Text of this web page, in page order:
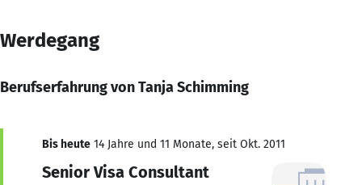
Werdegang
Berufserfahrung von Tanja Schimming
Bis heute 14 Jahre und 11 Monate, seit Okt. 2011
Senior Visa Consultant